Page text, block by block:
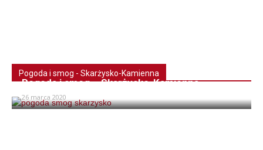
Pogoda i smog - Skarżysko-Kamienna
Pogoda i smog – Skarżysko-Kamienna
26 marca 2020